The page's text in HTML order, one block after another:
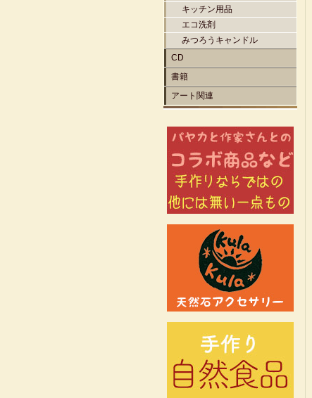
キッチン用品
エコ洗剤
みつろうキャンドル
CD
書籍
アート関連